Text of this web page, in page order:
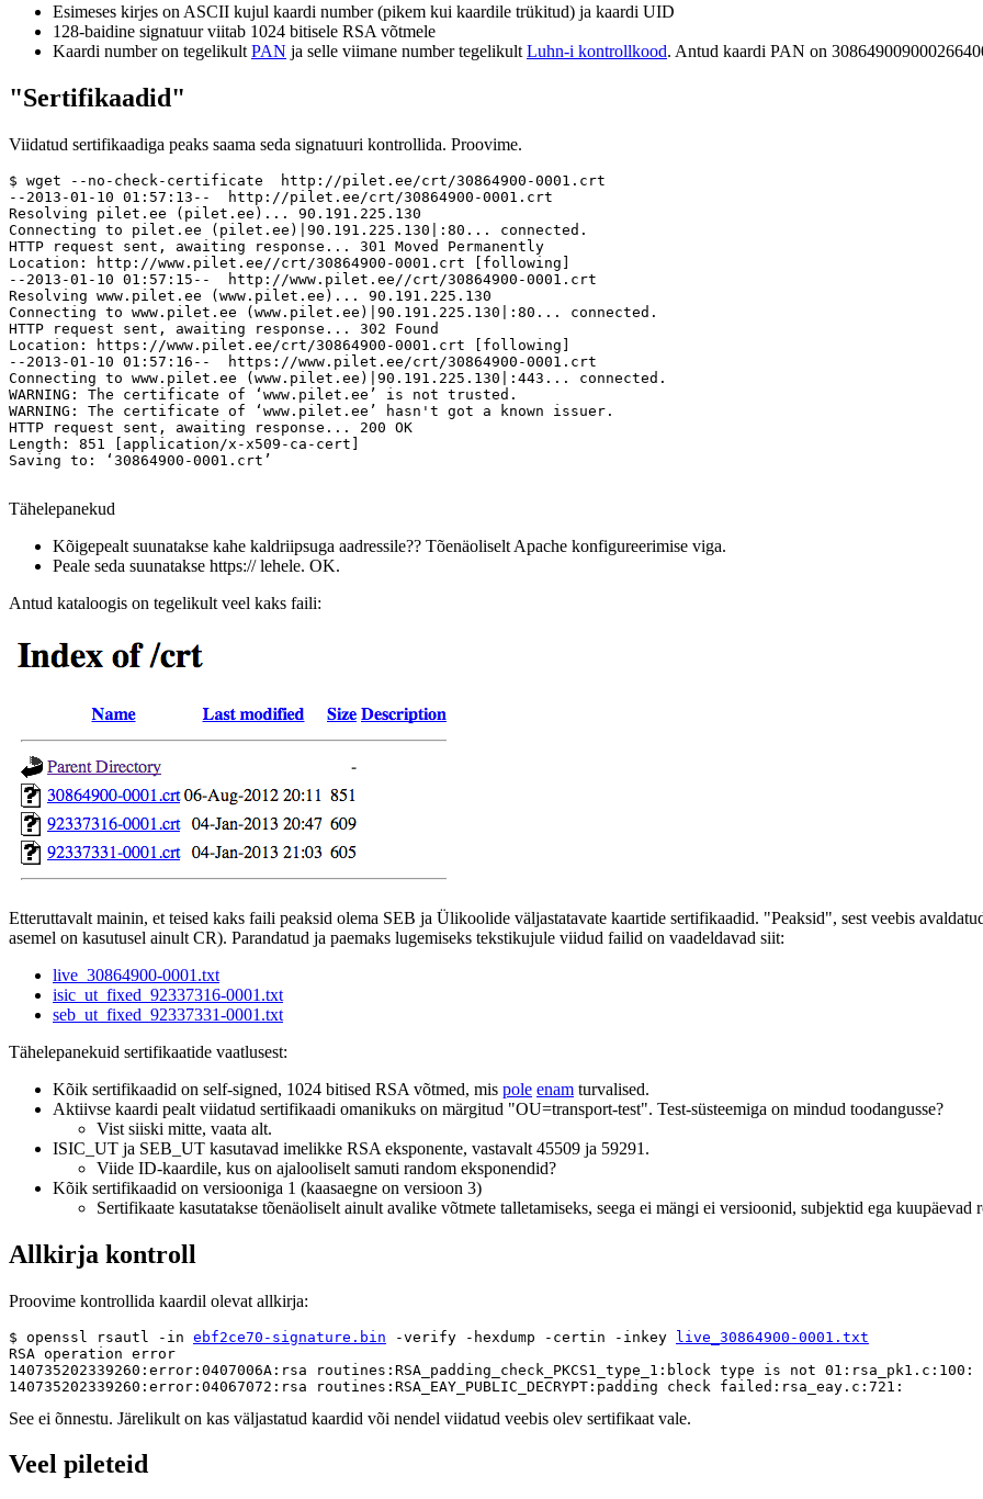
Esimeses kirjes on ASCII kujul kaardi number (pikem kui kaardile trükitud) ja kaardi UID
128-baidine signatuur viitab 1024 bitisele RSA võtmele
Kaardi number on tegelikult PAN ja selle viimane number tegelikult Luhn-i kontrollkood. Antud kaardi PAN on
"Sertifikaadid"
Viidatud sertifikaadiga peaks saama seda signatuuri kontrollida. Proovime.
$ wget --no-check-certificate  http://pilet.ee/crt/30864900-0001.crt
--2013-01-10 01:57:13--  http://pilet.ee/crt/30864900-0001.crt
Resolving pilet.ee (pilet.ee)... 90.191.225.130
Connecting to pilet.ee (pilet.ee)|90.191.225.130|:80... connected.
HTTP request sent, awaiting response... 301 Moved Permanently
Location: http://www.pilet.ee//crt/30864900-0001.crt [following]
--2013-01-10 01:57:15--  http://www.pilet.ee//crt/30864900-0001.crt
Resolving www.pilet.ee (www.pilet.ee)... 90.191.225.130
Connecting to www.pilet.ee (www.pilet.ee)|90.191.225.130|:80... connected.
HTTP request sent, awaiting response... 302 Found
Location: https://www.pilet.ee/crt/30864900-0001.crt [following]
--2013-01-10 01:57:16--  https://www.pilet.ee/crt/30864900-0001.crt
Connecting to www.pilet.ee (www.pilet.ee)|90.191.225.130|:443... connected.
WARNING: The certificate of ‘www.pilet.ee’ is not trusted.
WARNING: The certificate of ‘www.pilet.ee’ hasn't got a known issuer.
HTTP request sent, awaiting response... 200 OK
Length: 851 [application/x-x509-ca-cert]
Saving to: ‘30864900-0001.crt’
Tähelepanekud
Kõigepealt suunatakse kahe kaldriipsuga aadressile?? Tõenäoliselt Apache konfigureerimise viga.
Peale seda suunatakse https:// lehele. OK.
Antud kataloogis on tegelikult veel kaks faili:
Etteruttavalt mainin, et teised kaks faili peaksid olema SEB ja Ülikoolide väljastatavate kaartide sertifikaadid. "Peaksid", sest veebis
asemel on kasutusel ainult CR). Parandatud ja paemaks lugemiseks tekstikujule viidud failid on vaadeldavad siit:
live_30864900-0001.txt
isic_ut_fixed_92337316-0001.txt
seb_ut_fixed_92337331-0001.txt
Tähelepanekuid sertifikaatide vaatlusest:
Kõik sertifikaadid on self-signed, 1024 bitised RSA võtmed, mis pole enam turvalised.
Aktiivse kaardi pealt viidatud sertifikaadi omanikuks on märgitud "OU=transport-test". Test-süsteemiga on mindud toodangusse?
Vist siiski mitte, vaata alt.
ISIC_UT ja SEB_UT kasutavad imelikke RSA eksponente, vastavalt 45509 ja 59291.
Viide ID-kaardile, kus on ajalooliselt samuti random eksponendid?
Kõik sertifikaadid on versiooniga 1 (kaasaegne on versioon 3)
Sertifikaate kasutatakse tõenäoliselt ainult avalike võtmete talletamiseks, seega ei mängi ei versioonid, subjektid ega kuupäevad
Allkirja kontroll
Proovime kontrollida kaardil olevat allkirja:
$ openssl rsautl -in ebf2ce70-signature.bin -verify -hexdump -certin -inkey live_30864900-0001.txt
RSA operation error
140735202339260:error:0407006A:rsa routines:RSA_padding_check_PKCS1_type_1:block type is not 01:rsa_pk1.c:100:
See ei õnnestu. Järelikult on kas väljastatud kaardid või nendel viidatud veebis olev sertifikaat vale.
Veel pileteid